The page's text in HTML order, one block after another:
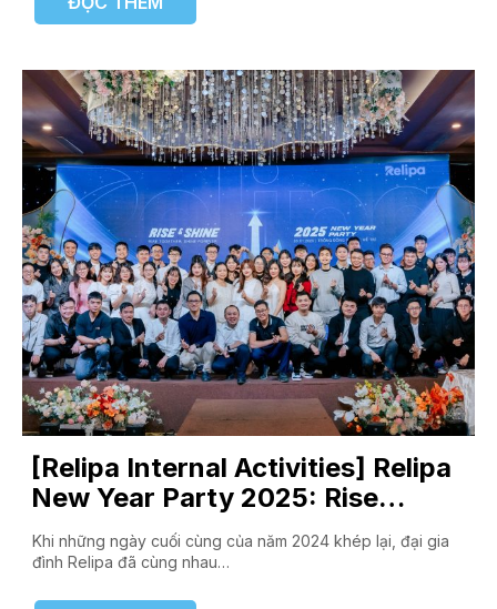
[Relipa Internal Activities] Relipa
New Year Party 2025: Rise
Together, Shine Forever
Khi những ngày cuối cùng của năm 2024 khép lại, đại gia
đình Relipa đã cùng nhau…